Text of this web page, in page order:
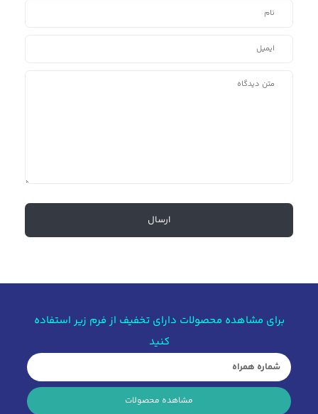
برای مشاهده محصولات دارای تخفیف از فرم زیر استفاده
کنید
مشاهده محصولات